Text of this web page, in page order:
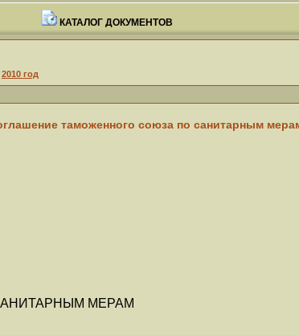
КАТАЛОГ ДОКУМЕНТОВ
2010 год
таможенного союза по санитарным
МЕРАМ